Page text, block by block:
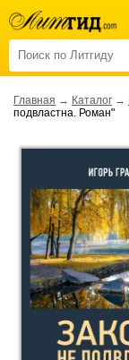
Главная → Каталог →
подвластна. Роман"